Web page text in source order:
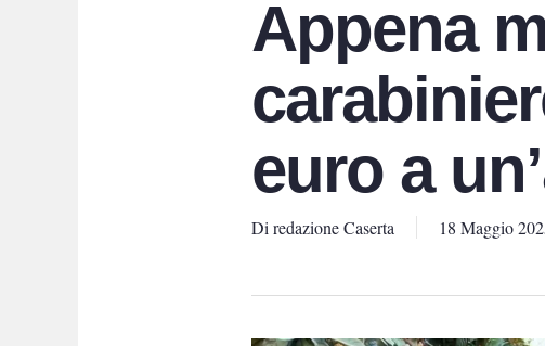
Appena
euro a
Di redazione Caserta 18 Maggio